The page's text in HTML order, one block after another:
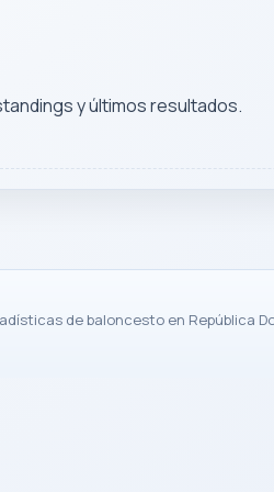
y últimos resultados.
de baloncesto en República